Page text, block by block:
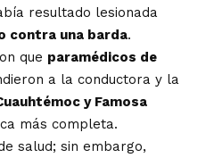
resultado lesionada
contra una barda.
que paramédicos de
a la conductora y la
y Famosa
más completa.
salud; sin embargo,